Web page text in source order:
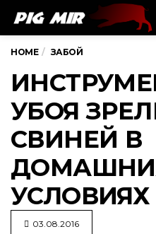
HOME ЗАБОЙ
УБОЯ
СВИНЕЙ В
УСЛОВИЯХ
03.08.2016